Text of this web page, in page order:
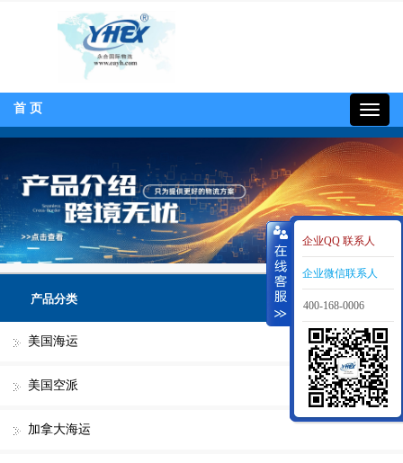
首 页
产品分类
美国海运
美国空派
加拿大海运
企业QQ 联系人
企业微信联系人
400-168-0006